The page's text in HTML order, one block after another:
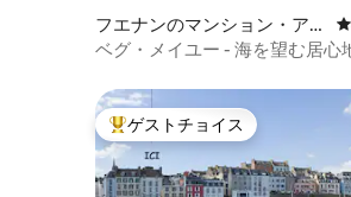
フエナンのマンション・アパ
ート
ベグ・メイユー - 海を望む居心
大好評のゲストチョイスです。
ゲストチョイス